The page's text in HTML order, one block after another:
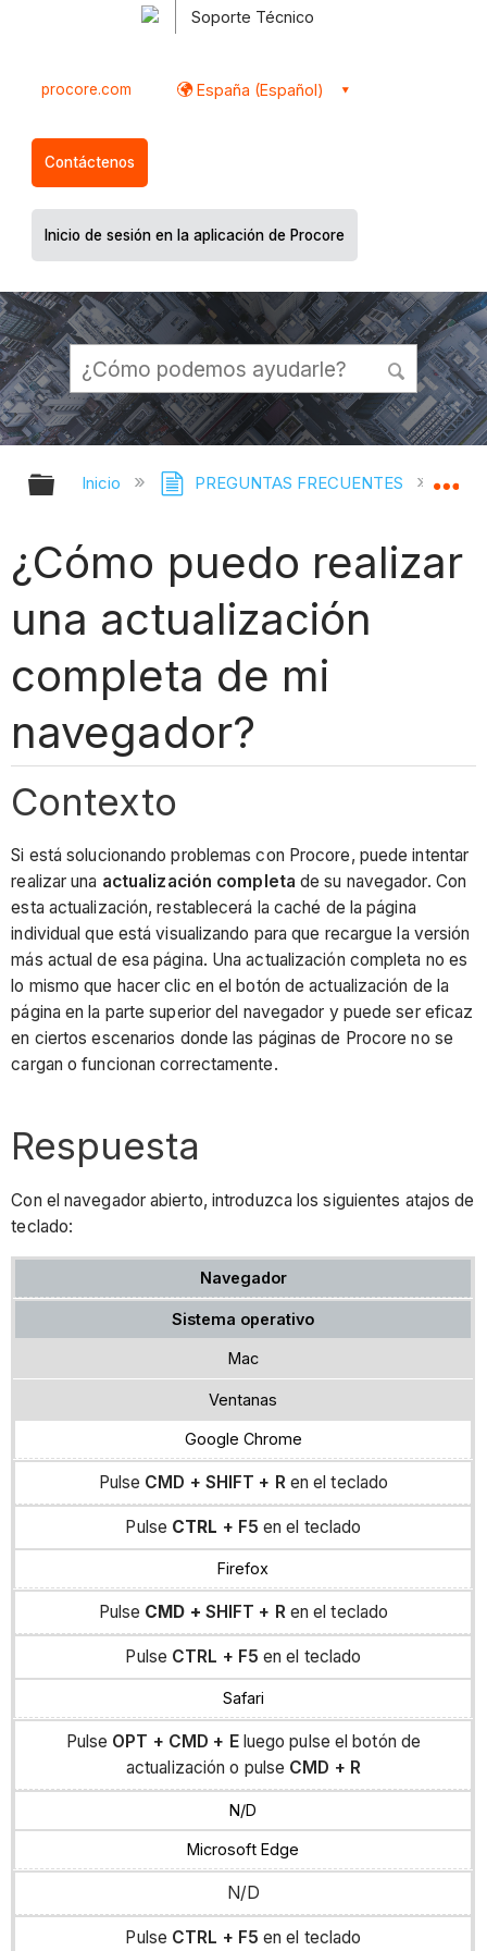
Soporte Técnico
procore.com España (Español)
Contáctenos
Inicio de sesión en la aplicación de Procore
Expandir/contraer jerarquía global
Inicio PREGUNTAS FRECUENTES
¿Cómo puedo realizar
una actualización
completa de mi
navegador?
Contexto
Si está solucionando problemas con Procore, puede intentar
realizar una actualización completa de su navegador. Con
esta actualización, restablecerá la caché de la página
individual que está visualizando para que recargue la versión
más actual de esa página. Una actualización completa no es
lo mismo que hacer clic en el botón de actualización de la
página en la parte superior del navegador y puede ser eficaz
en ciertos escenarios donde las páginas de Procore no se
cargan o funcionan correctamente.
Respuesta
Con el navegador abierto, introduzca los siguientes atajos de
teclado:
Navegador
Sistema operativo
Mac
Ventanas
Google Chrome
Pulse CMD + SHIFT + Ren el teclado
Pulse CTRL + F5 en el teclado
Firefox
Pulse CMD + SHIFT + Ren el teclado
Pulse CTRL + F5 en el teclado
Safari
Pulse OPT + CMD + E luego pulse el botón de
actualización o pulse CMD + R
N/D
Microsoft Edge
N/D
Pulse CTRL + F5 en el teclado